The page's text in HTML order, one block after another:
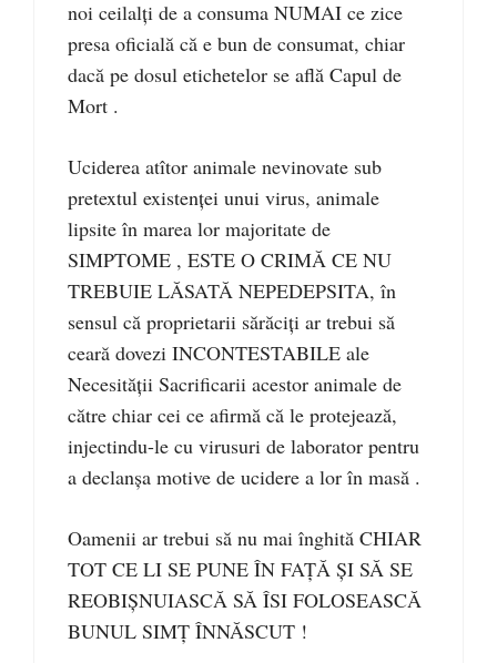
noi ceilalți de a consuma NUMAI ce zice
presa oficială că e bun de consumat, chiar
dacă pe dosul etichetelor se află Capul de
Mort .
Uciderea atîtor animale nevinovate sub
pretextul existenței unui virus, animale
lipsite în marea lor majoritate de
SIMPTOME , ESTE O CRIMĂ CE NU
TREBUIE LĂSATĂ NEPEDEPSITA, în
sensul că proprietarii sărăciți ar trebui să
ceară dovezi INCONTESTABILE ale
Necesității Sacrificarii acestor animale de
către chiar cei ce afirmă că le protejează,
injectindu-le cu virusuri de laborator pentru
a declanșa motive de ucidere a lor în masă .
Oamenii ar trebui să nu mai înghită CHIAR
TOT CE LI SE PUNE ÎN FAȚĂ ȘI SĂ SE
REOBIȘNUIASCĂ SĂ ÎSI FOLOSEASCĂ
BUNUL SIMȚ ÎNNĂSCUT !